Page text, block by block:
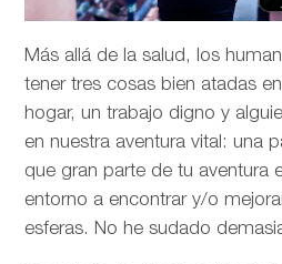
Más allá de la salud, los
tener tres cosas bien atadas
hogar, un trabajo digno y
en nuestra aventura vital: una
que gran parte de tu aventura
entorno a encontrar y/o
esferas. No he sudado